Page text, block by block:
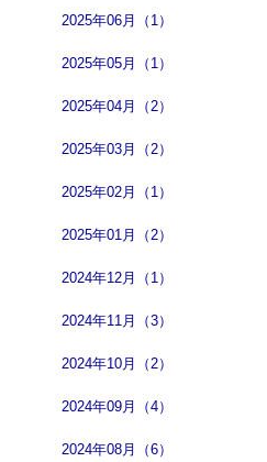
2025年06月（1）
2025年05月（1）
2025年04月（2）
2025年03月（2）
2025年02月（1）
2025年01月（2）
2024年12月（1）
2024年11月（3）
2024年10月（2）
2024年09月（4）
2024年08月（6）